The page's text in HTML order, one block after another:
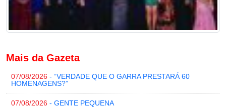
Mais da Gazeta
07/08/2026 - “VERDADE QUE O GARRA PRESTARÁ 60
HOMENAGENS?”
07/08/2026 - GENTE PEQUENA